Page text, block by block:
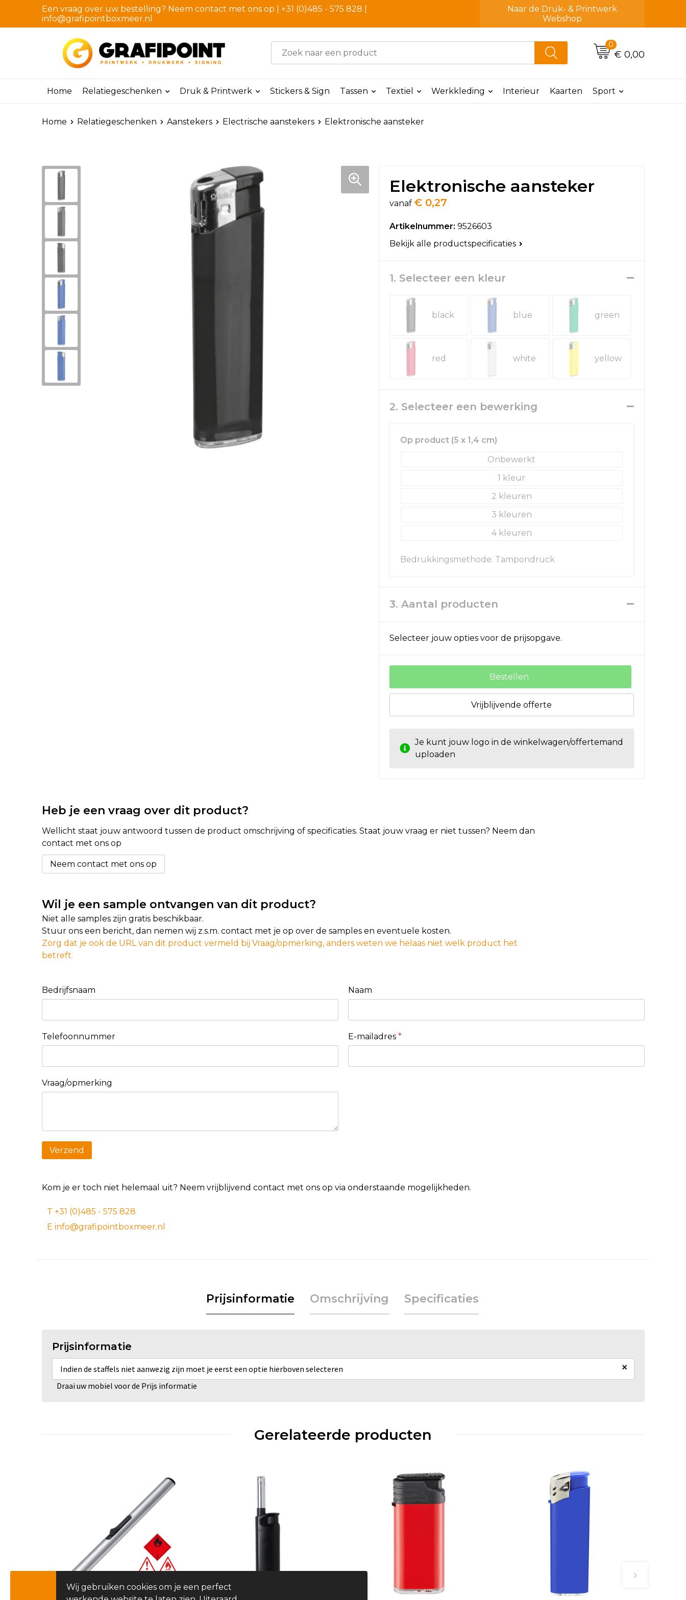
Een vraag over uw bestelling? Neem contact met ons op | +31 (0)485 - 575 828 |
info@grafipointboxmeer.nl
Naar de Druk- & Printwerk
Webshop
0
€ 0,00
Home Relatiegeschenken Druk & Printwerk Stickers & Sign Tassen Textiel Werkkleding Interieur Kaarten Sport
Home Relatiegeschenken Aanstekers Electrische aanstekers Elektronische aansteker
Elektronische aansteker
vanaf € 0,27
Artikelnummer: 9526603
Bekijk alle productspecificaties
1. Selecteer een kleur
black blue green
red white yellow
2. Selecteer een bewerking
Op product (5 x 1,4 cm)
Onbewerkt
1
2
3
4
Bedrukkingsmethode: Tampondruck
3. Aantal producten
Selecteer jouw opties voor de prijsopgave.
Bestellen
Vrijblijvende offerte
Je kunt jouw logo in de winkelwagen/offertemand
uploaden
Heb je een vraag over dit product?
Wellicht staat jouw antwoord tussen de product omschrijving of specificaties. Staat jouw vraag er niet tussen? Neem dan
contact met ons op
Neem contact met ons op
Wil je een sample ontvangen van dit product?
Niet alle samples zijn gratis beschikbaar.
Stuur ons een bericht, dan nemen wij z.s.m. contact met je op over de samples en eventuele kosten.
Zorg dat je ook de URL van dit product vermeld bij Vraag/opmerking, anders weten we helaas niet welk product het
betreft.
Bedrijfsnaam Naam
Telefoonnummer E-mailadres *
Vraag/opmerking
Kom je er toch niet helemaal uit? Neem vrijblijvend contact met ons op via onderstaande mogelijkheden.
T +31 (0)485 - 575 828
E info@grafipointboxmeer.nl
Prijsinformatie Omschrijving Specificaties
Prijsinformatie
Indien de staffels niet aanwezig zijn moet je eerst een optie hierboven selecteren ×
Draai uw mobiel voor de Prijs informatie
Gerelateerde producten
Wij gebruiken cookies om je een perfect